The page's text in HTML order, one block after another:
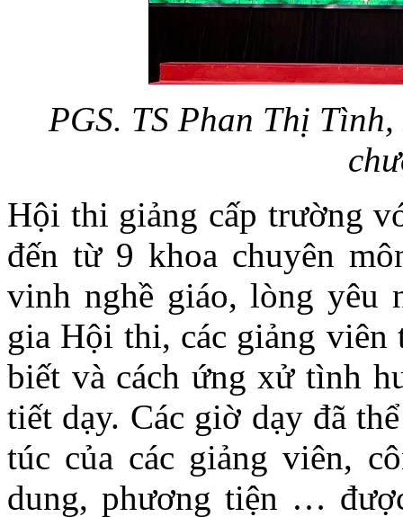
PGS. TS Phan Thị
Hội thi giảng cấp trường
đến từ 9 khoa chuyên
vinh nghề giáo, lòng yêu
gia Hội thi, các giảng viên
biết và cách ứng xử tình
tiết dạy. Các giờ dạy đã
túc của các giảng viên,
dung, phương tiện …